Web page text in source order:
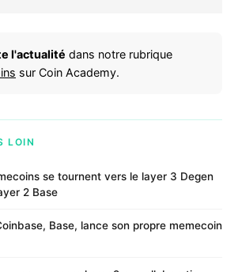
l'actualité dans notre rubrique
sur Coin Academy.
LOIN
se tournent vers le layer 3 Degen
2 Base
Base, lance son propre memecoin